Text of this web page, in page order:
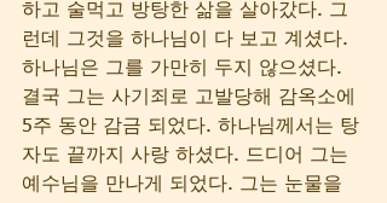
하고 술먹고 방탕한 삶을 살아갔다. 그
런데 그것을 하나님이 다 보고 계셨다.
하나님은 그를 가만히 두지 않으셨다.
결국 그는 사기죄로 고발당해 감옥소에
5주 동안 감금 되었다. 하나님께서는 탕
자도 끝까지 사랑 하셨다. 드디어 그는
예수님을 만나게 되었다. 그는 눈물을